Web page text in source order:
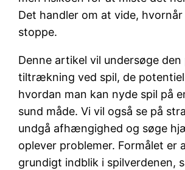
Det handler om at vide, hvornår
stoppe.
Denne artikel vil undersøge
tiltrækning ved spil, de
hvordan man kan nyde spil på
sund måde. Vi vil også se på
undgå afhængighed og søge
oplever problemer. Formålet er
grundigt indblik i spilverdenen,